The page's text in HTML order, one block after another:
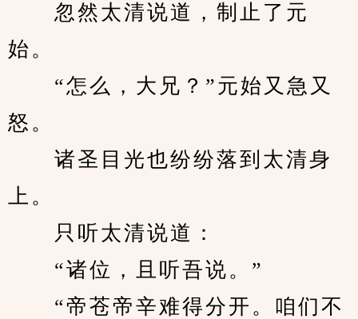
忽然太清说道，制止了元
始。
“怎么，大兄？”元始又急又
怒。
诸圣目光也纷纷落到太清身
上。
只听太清说道：
“诸位，且听吾说。”
“帝苍帝辛难得分开。咱们不